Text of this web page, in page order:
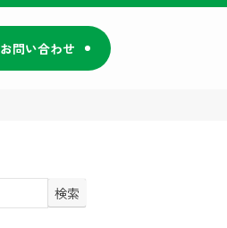
お問い合わせ
検索